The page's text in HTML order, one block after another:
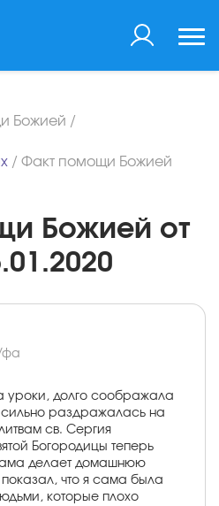
Божией /
/ Факт помощи Божией
Божией от
уроки, долго соображала
сильно раздражалась на
св. Сергия
Богородицы теперь
делает домашнюю
что я сама была
которые плохо